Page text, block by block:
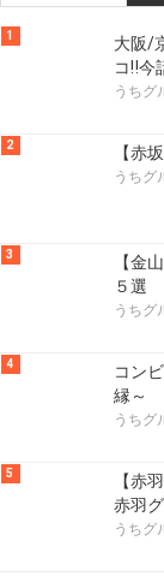
1
大阪/
コ‼今
うちグ
2 【赤
うちグ
3
【金
５選
うちグ
4
コン
縁～
うちグ
5
【赤
赤羽
うちグ